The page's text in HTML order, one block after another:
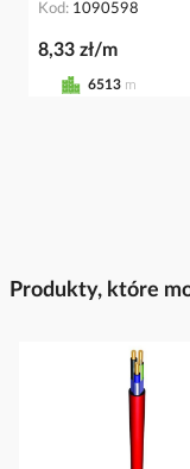
Kod 1090598
8,33 zł/m
6513 m
Produkty, które